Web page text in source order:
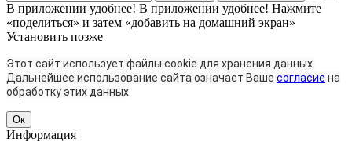
В приложении удобнее! В приложении удобнее! Нажмите
«поделиться» и затем «добавить на домашний экран»
Установить позже
Этот сайт использует файлы cookie для хранения данных.
Дальнейшее использование сайта означает Ваше согласие на
обработку этих данных
Ок
Информация